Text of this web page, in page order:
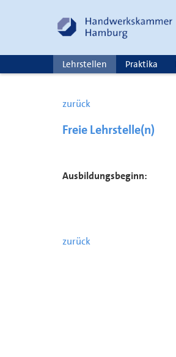
Lehrstellen Praktika
zurück
Freie Lehrstelle(n)
Ausbildungsbeginn:
zurück